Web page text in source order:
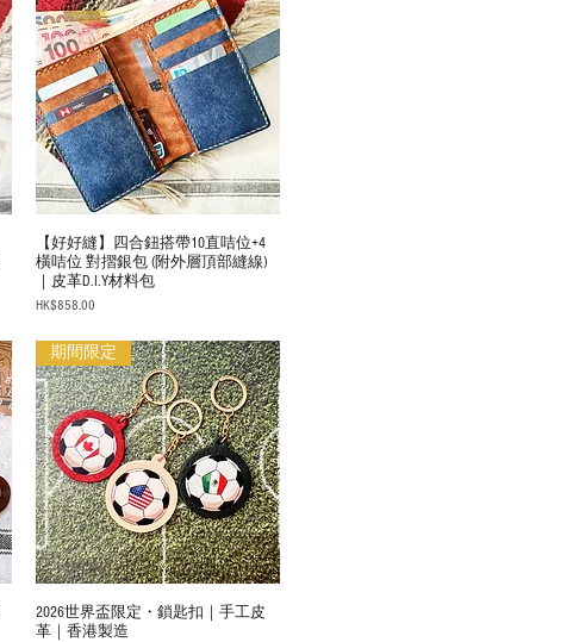
【好好縫】四合鈕搭帶10直咭位+4
橫咭位 對摺銀包 (附外層頂部縫線)
｜皮革D.I.Y材料包
Price
HK$858.00
期間限定
2026世界盃限定・鎖匙扣｜手工皮
革｜香港製造